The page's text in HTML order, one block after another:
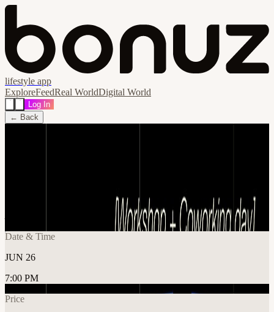
lifestyle app
ExploreFeedReal WorldDigital World
Log In
← Back
Vedia 3892, Buenos Aires, Ciudad Autónoma de Buenos Aires,
Date & Time
JUN 26
7:00 PM
Price